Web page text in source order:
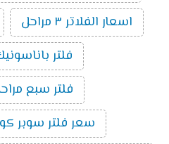
اسعار الفلاتر ٣ مراحل
فلتر باناسونيك 7
فلتر سبع
سعر فلتر سوبر كواليتى